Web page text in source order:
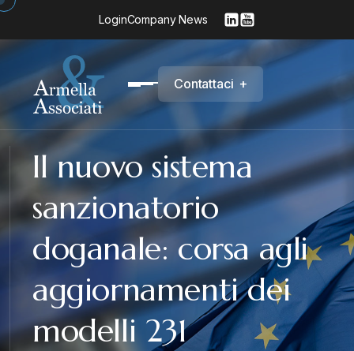
LoginCompany News
Contattaci +
Il nuovo sistema
sanzionatorio
doganale: corsa agli
aggiornamenti dei
modelli 231